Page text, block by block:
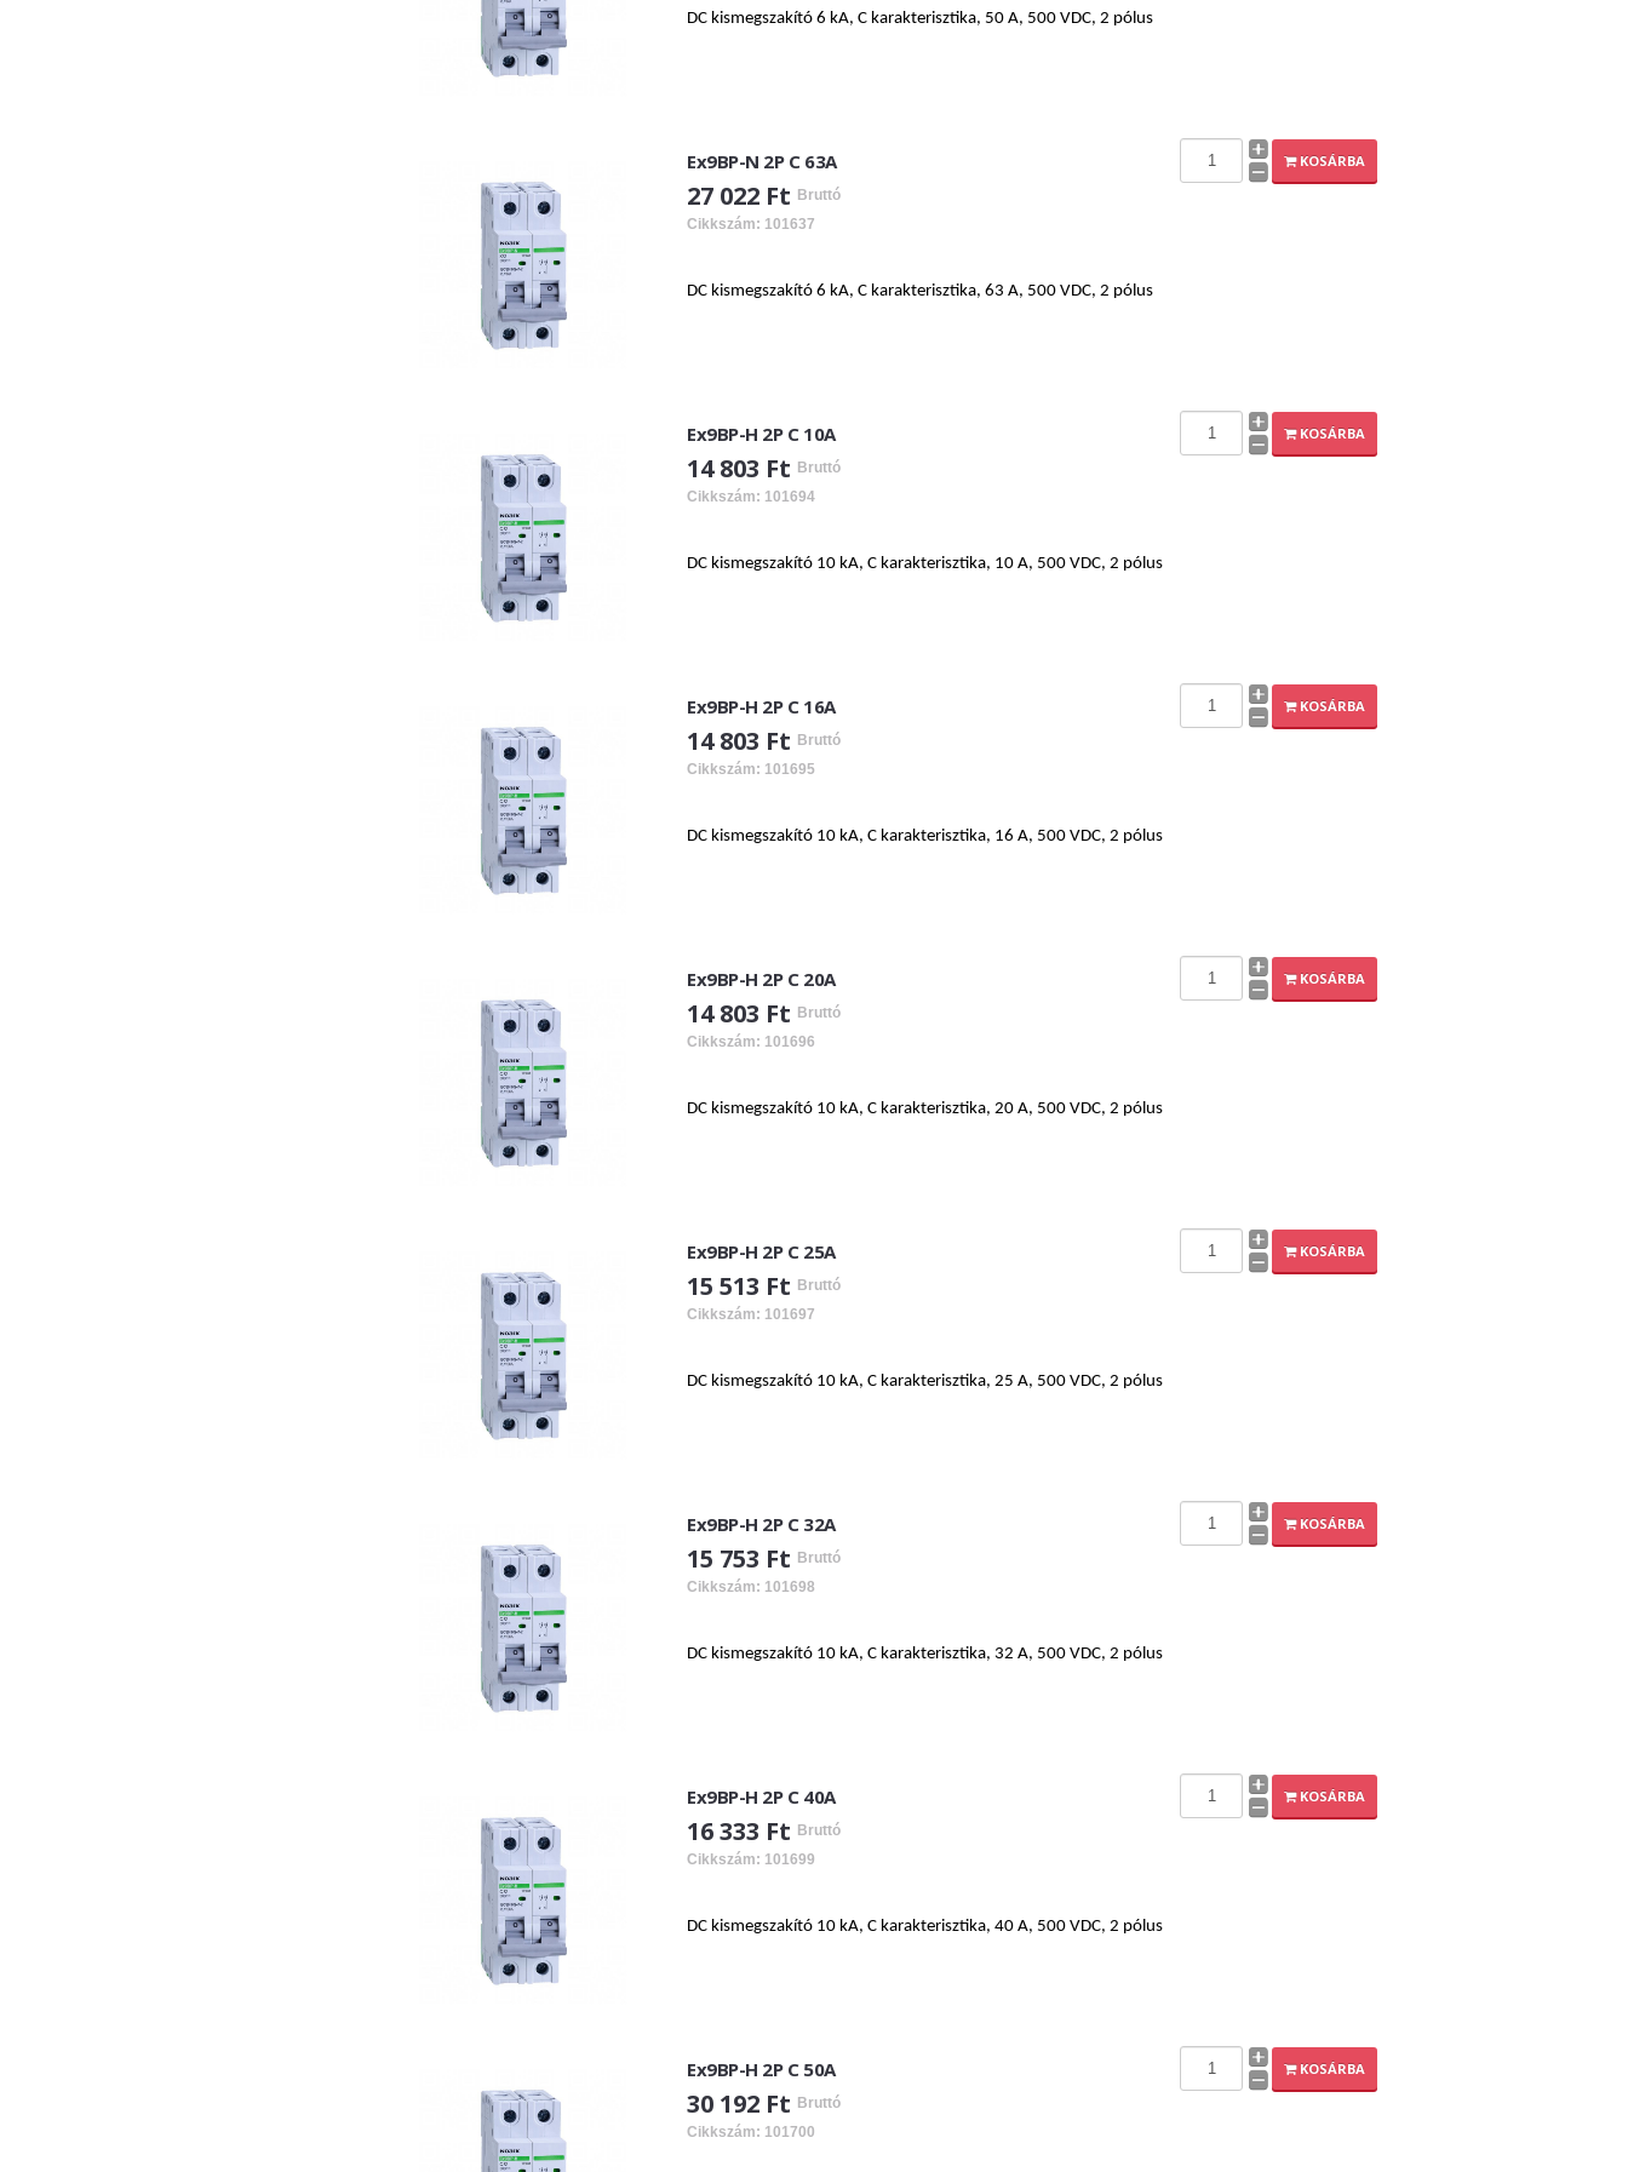
Ex9BP-H 2P C 10A
14 803 Ft Bruttó
Cikkszám: 101694
KOSÁRBA
DC kismegszakító 10 kA, C karakterisztika, 10 A, 500 VDC, 2 pólus
Ex9BP-H 2P C 16A
14 803 Ft Bruttó
Cikkszám: 101695
KOSÁRBA
DC kismegszakító 10 kA, C karakterisztika, 16 A, 500 VDC, 2 pólus
Ex9BP-H 2P C 20A
14 803 Ft Bruttó
Cikkszám: 101696
KOSÁRBA
DC kismegszakító 10 kA, C karakterisztika, 20 A, 500 VDC, 2 pólus
Ex9BP-H 2P C 25A
15 513 Ft Bruttó
Cikkszám: 101697
KOSÁRBA
DC kismegszakító 10 kA, C karakterisztika, 25 A, 500 VDC, 2 pólus
Ex9BP-H 2P C 32A
15 753 Ft Bruttó
Cikkszám: 101698
KOSÁRBA
DC kismegszakító 10 kA, C karakterisztika, 32 A, 500 VDC, 2 pólus
Ex9BP-H 2P C 40A
16 333 Ft Bruttó
Cikkszám: 101699
KOSÁRBA
DC kismegszakító 10 kA, C karakterisztika, 40 A, 500 VDC, 2 pólus
Ex9BP-H 2P C 50A
30 192 Ft Bruttó
Cikkszám: 101700
KOSÁRBA
DC kismegszakító 6 kA, C karakterisztika, 50 A, 500 VDC, 2 pólus
Ex9BP-N 2P C 63A
27 022 Ft Bruttó
Cikkszám: 101637
KOSÁRBA
DC kismegszakító 6 kA, C karakterisztika, 63 A, 500 VDC, 2 pólus